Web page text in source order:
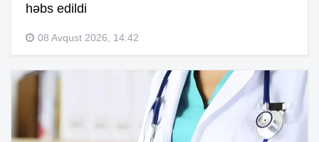
həbs edildi
08 Avqust 2026, 14:42